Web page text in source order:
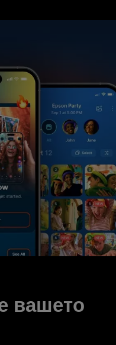
вашето